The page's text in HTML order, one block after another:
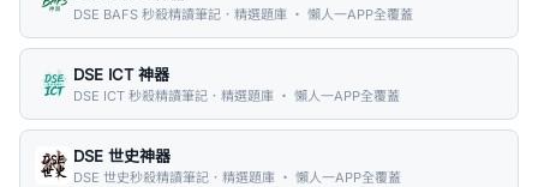
DSE BAFS 秒殺精讀筆記．精選題庫 ・ 懶人一APP全覆蓋
DSE ICT 神器
DSE ICT 秒殺精讀筆記．精選題庫 ・ 懶人一APP全覆蓋
DSE 世史神器
DSE 世史秒殺精讀筆記．精選題庫 ・ 懶人一APP全覆蓋